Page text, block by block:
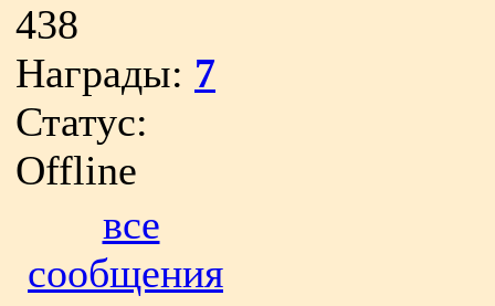
438
Награды: 7
Статус:
Offline
все
сообщения